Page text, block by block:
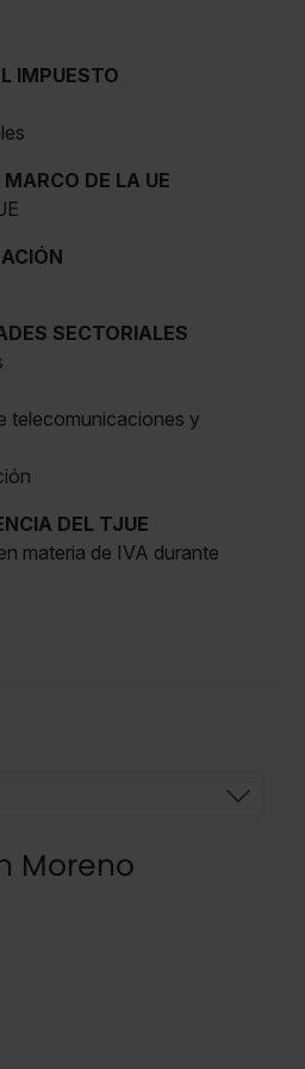
IMPUESTO
DE LA UE
SECTORIALES
telecomunicaciones y
DEL TJUE
materia de IVA durante
Moreno